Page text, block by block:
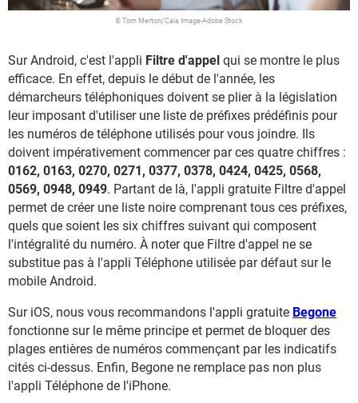
© Tom Merton/Caia Image-Adobe Stock
Sur Android, c'est l'appli Filtre d'appel qui se montre le plus
efficace. En effet, depuis le début de l'année, les
démarcheurs téléphoniques doivent se plier à la législation
leur imposant d'utiliser une liste de préfixes prédéfinis pour
les numéros de téléphone utilisés pour vous joindre. Ils
doivent impérativement commencer par ces quatre chiffres :
0162, 0163, 0270, 0271, 0377, 0378, 0424, 0425, 0568,
0569, 0948, 0949. Partant de là, l'appli gratuite Filtre d'appel
permet de créer une liste noire comprenant tous ces préfixes,
quels que soient les six chiffres suivant qui composent
l'intégralité du numéro. À noter que Filtre d'appel ne se
substitue pas à l'appli Téléphone utilisée par défaut sur le
mobile Android.
Sur iOS, nous vous recommandons l'appli gratuite Begone
fonctionne sur le même principe et permet de bloquer des
plages entières de numéros commençant par les indicatifs
cités ci-dessus. Enfin, Begone ne remplace pas non plus
l'appli Téléphone de l'iPhone.